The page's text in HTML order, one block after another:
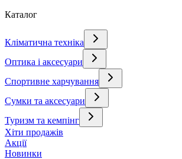
Каталог
Кліматична техніка
Оптика і аксесуари
Спортивне харчування
Сумки та аксесуари
Туризм та кемпінг
Хіти продажів
Акції
Новинки